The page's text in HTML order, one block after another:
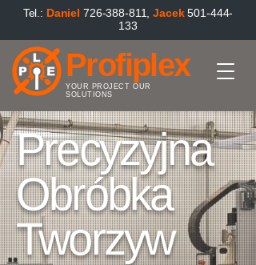
Tel.: Daniel 726-388-811 ,Jacek 501-444-
133
Profiplex
YOUR PROJECT OUR
SOLUTIONS
Precyzyjna
Obróbka
Tworzyw